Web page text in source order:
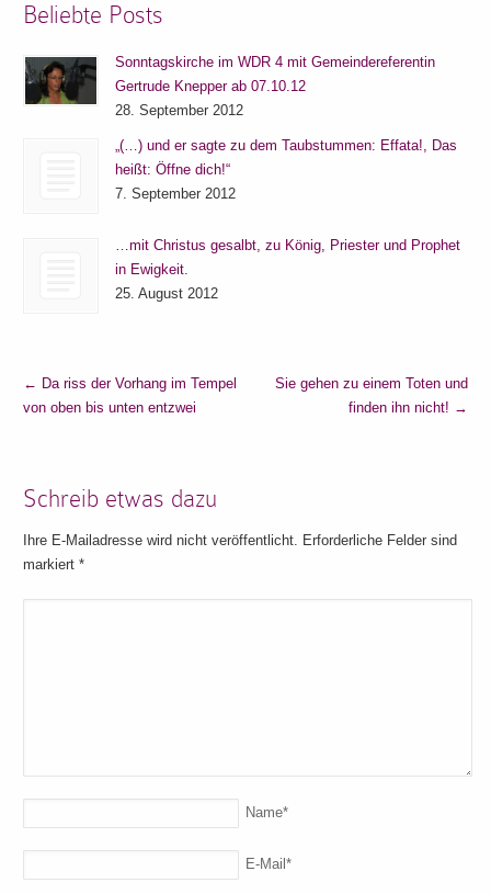
Beliebte Posts
Sonntagskirche im WDR 4 mit Gemeindereferentin
Gertrude Knepper ab 07.10.12
28. September 2012
„(…) und er sagte zu dem Taubstummen: Effata!, Das
heißt: Öffne dich!“
7. September 2012
…mit Christus gesalbt, zu König, Priester und Prophet
in Ewigkeit.
25. August 2012
← Da riss der Vorhang im Tempel
von oben bis unten entzwei
Sie gehen zu einem Toten und
finden ihn nicht! →
Schreib etwas dazu
Ihre E-Mailadresse wird nicht veröffentlicht. Erforderliche Felder sind
markiert*
Name*
E-Mail*